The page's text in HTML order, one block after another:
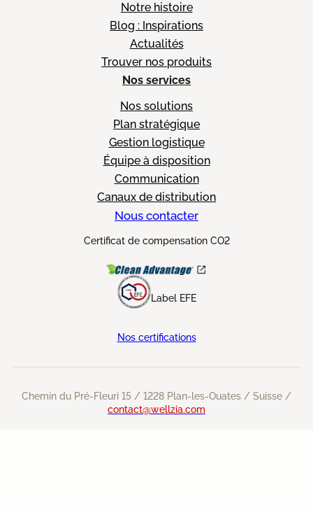
Notre histoire
Blog : Inspirations
Actualités
Trouver nos produits
Nos services
Nos solutions
Plan stratégique
Gestion logistique
Équipe à disposition
Communication
Canaux de distribution
Nous contacter
Certificat de compensation CO2
Label EFE
Nos certifications
Chemin du Pré-Fleuri 15 / 1228 Plan-les-Ouates / Suisse /
contact@wellzia.com